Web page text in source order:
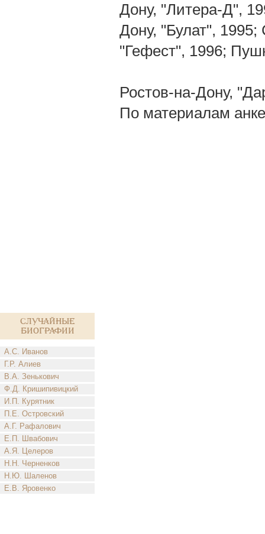
Случайные
биографии
А.С. Иванов
Г.Р. Алиев
В.А. Зенькович
Ф.Д. Кришипивицкий
И.П. Курятник
П.Е. Островский
А.Г. Рафалович
Е.П. Швабович
А.Я. Целеров
Н.Н. Черненков
Н.Ю. Шаленов
Е.В. Яровенко
Дону, "Литера-Д",
Дону, "Булат",
"Гефест", 1996;
Ростов-на-Дону,
По материалам